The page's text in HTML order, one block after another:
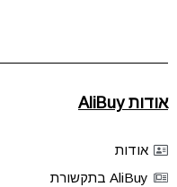
אודות AliBuy
אודות
AliBuy בתקשורת